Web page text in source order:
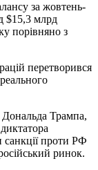
за жовтень-
$15,3 млрд
порівняно з
перетворився
Трампа,
проти РФ
ринок.